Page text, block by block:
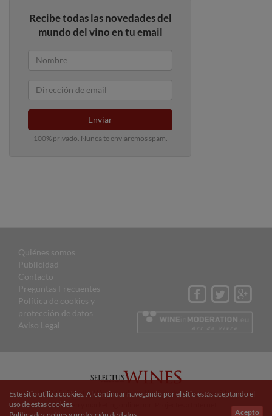
Recibe todas las novedades del
mundo del vino en tu email
Enviar
100% privado. Nunca te enviaremos spam.
Quiénes somos
Publicidad
Contacto
Preguntas Frecuentes
Política de cookies y
protección de datos
Aviso Legal
© 2015 Selectus Wines published by Selectus Magazines S.L.
Sitio web y marketing online por:
Este sitio utiliza cookies. Al continuar navegando por el sitio estás aceptando el
uso de estas cookies.
Acepto